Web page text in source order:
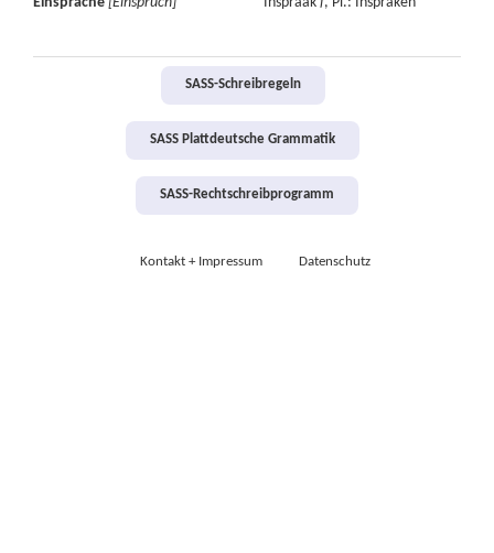
SASS-Schreibregeln
SASS Plattdeutsche Grammatik
SASS-Rechtschreibprogramm
Kontakt + Impressum Datenschutz